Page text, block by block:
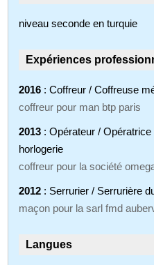
niveau seconde en turquie
Expériences
2016 : Coffreur / Coffreuse
coffreur pour man btp paris
2013 : Opérateur /
horlogerie
coffreur pour la société
2012 : Serrurier / Serrurière
maçon pour la sarl fmd
Langues